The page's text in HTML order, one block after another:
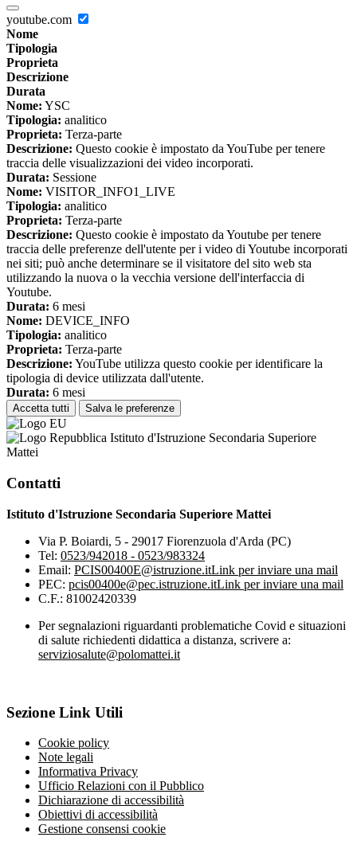
youtube.com
Nome
Tipologia
Proprieta
Descrizione
Durata
Nome: YSC
Tipologia: analitico
Proprieta: Terza-parte
Descrizione: Questo cookie è impostato da YouTube per tenere
traccia delle visualizzazioni dei video incorporati.
Durata: Sessione
Nome: VISITOR_INFO1_LIVE
Tipologia: analitico
Proprieta: Terza-parte
Descrizione: Questo cookie è impostato da Youtube per tenere
traccia delle preferenze dell'utente per i video di Youtube incorporati
nei siti; può anche determinare se il visitatore del sito web sta
utilizzando la nuova o la vecchia versione dell'interfaccia di
Youtube.
Durata: 6 mesi
Nome: DEVICE_INFO
Tipologia: analitico
Proprieta: Terza-parte
Descrizione: YouTube utilizza questo cookie per identificare la
tipologia di device utilizzata dall'utente.
Durata: 6 mesi
Accetta tutti Salva le preferenze
Istituto d'Istruzione Secondaria Superiore
Mattei
Contatti
Istituto d'Istruzione Secondaria Superiore Mattei
Via P. Boiardi, 5 - 29017 Fiorenzuola d'Arda (PC)
Tel: 0523/942018 - 0523/983324
Email: PCIS00400E@istruzione.itLink per inviare una mail
PEC: pcis00400e@pec.istruzione.itLink per inviare una mail
C.F.: 81002420339
Per segnalazioni riguardanti problematiche Covid e situazioni
di salute richiedenti didattica a distanza, scrivere a:
serviziosalute@polomattei.it
Sezione Link Utili
Cookie policy
Note legali
Informativa Privacy
Ufficio Relazioni con il Pubblico
Dichiarazione di accessibilità
Obiettivi di accessibilità
Gestione consensi cookie